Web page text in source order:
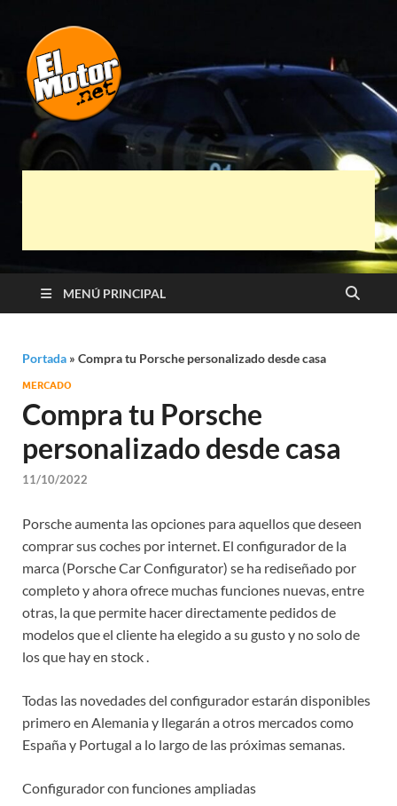
El Motor punto
Net
Automóviles
MENÚ PRINCIPAL
Portada » Compra tu Porsche personalizado desde casa
MERCADO
Compra tu Porsche
personalizado desde casa
11/10/2022
Porsche aumenta las opciones para aquellos que deseen
comprar sus coches por internet. El configurador de la
marca (Porsche Car Configurator) se ha rediseñado por
completo y ahora ofrece muchas funciones nuevas, entre
otras, la que permite hacer directamente pedidos de
modelos que el cliente ha elegido a su gusto y no solo de
los que hay en stock .
Todas las novedades del configurador estarán disponibles
primero en Alemania y llegarán a otros mercados como
España y Portugal a lo largo de las próximas semanas.
Configurador con funciones ampliadas